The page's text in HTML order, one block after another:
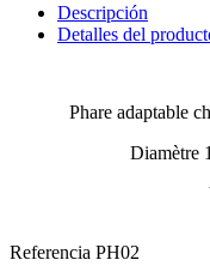
Descripción
Detalles del
Phare adaptable
Diamètre
Referencia PH02